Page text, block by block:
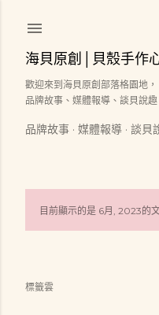
海貝原創│貝殼手作
歡迎來到海貝原創部落格園地
品牌故事、媒體報導、談貝說
品牌故事 媒體報導 談貝
發
文
目前顯示的是 6月, 2023的
標籤雲